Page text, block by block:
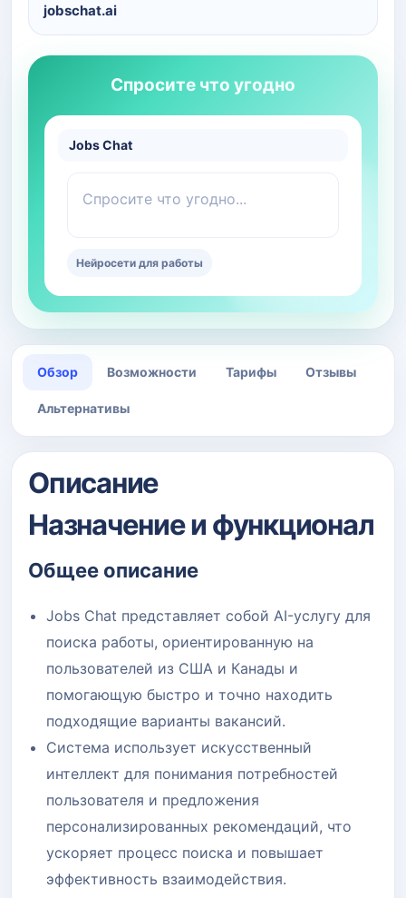
jobschat.ai
Спросите что угодно
Jobs Chat
Спросите что угодно...
Нейросети для работы
Обзор Возможности Тарифы Отзывы
Альтернативы
Описание
Назначение и функционал
Общее описание
Jobs Chat представляет собой AI-услугу для
поиска работы, ориентированную на
пользователей из США и Канады и
помогающую быстро и точно находить
подходящие варианты вакансий.
Система использует искусственный
интеллект для понимания потребностей
пользователя и предложения
персонализированных рекомендаций, что
ускоряет процесс поиска и повышает
эффективность взаимодействия.